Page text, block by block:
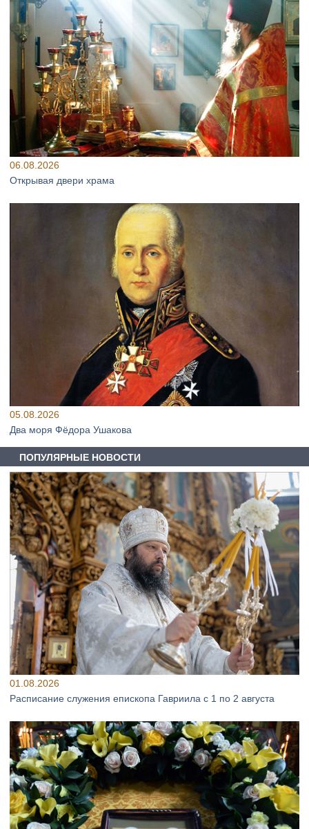
06.08.2026
Открывая двери храма
05.08.2026
Два моря Фёдора Ушакова
ПОПУЛЯРНЫЕ НОВОСТИ
01.08.2026
Расписание служения епископа Гавриила с 1 по 2 августа